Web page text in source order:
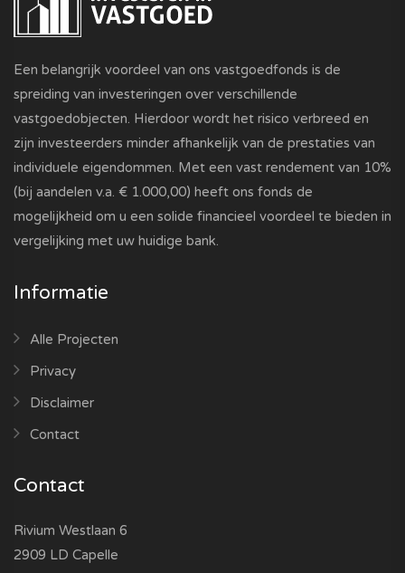
Een belangrijk voordeel van ons vastgoedfonds is de
spreiding van investeringen over verschillende
vastgoedobjecten. Hierdoor wordt het risico verbreed en
zijn investeerders minder afhankelijk van de prestaties van
individuele eigendommen. Met een vast rendement van 10%
(bij aandelen v.a. € 1.000,00) heeft ons fonds de
mogelijkheid om u een solide financieel voordeel te bieden in
vergelijking met uw huidige bank.
Informatie
Alle Projecten
Privacy
Disclaimer
Contact
Contact
Rivium Westlaan 6
2909 LD Capelle